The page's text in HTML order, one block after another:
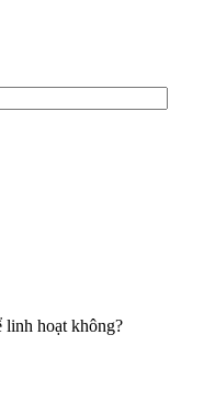
linh hoạt không?